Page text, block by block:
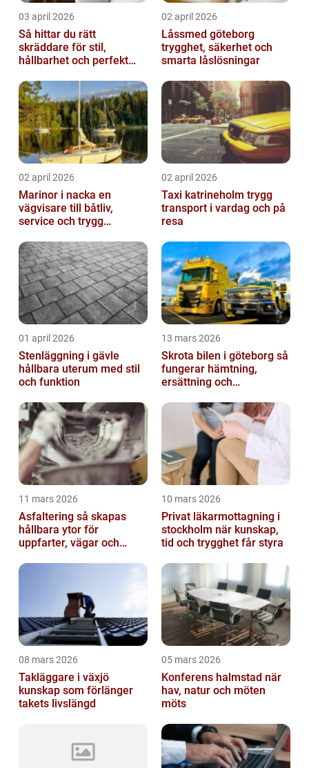
03 april 2026
Så hittar du rätt
skräddare för stil,
hållbarhet och perfekt
02 april 2026
Låssmed göteborg
trygghet, säkerhet och
smarta låslösningar
02 april 2026
Marinor i nacka en
vägvisare till båtliv,
service och trygg
02 april 2026
Taxi katrineholm trygg
transport i vardag och på
resa
01 april 2026
Stenläggning i gävle
hållbara uterum med stil
och funktion
13 mars 2026
Skrota bilen i göteborg så
fungerar hämtning,
ersättning och
11 mars 2026
Asfaltering så skapas
hållbara ytor för
uppfarter, vägar och
10 mars 2026
Privat läkarmottagning i
stockholm när kunskap,
tid och trygghet får styra
08 mars 2026
Takläggare i växjö
kunskap som förlänger
takets livslängd
05 mars 2026
Konferens halmstad när
hav, natur och möten
möts